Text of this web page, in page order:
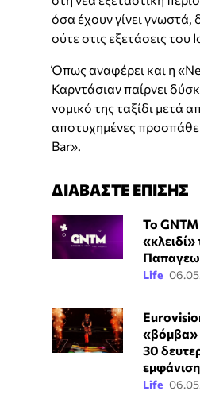
όσα έχουν γίνει
ούτε στις εξετάσεις του
Όπως αναφέρει και η
Καρντάσιαν παίρνει
νομικό της ταξίδι μετά
αποτυχημένες
Bar».
ΔΙΑΒΑΣΤΕ ΕΠΙΣΗΣ
Το
«κλειδί»
Life
«βόμβα»
30
Life